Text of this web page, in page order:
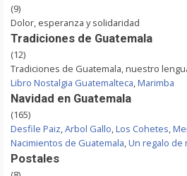
(9)
Dolor, esperanza y solidaridad
Tradiciones de Guatemala
(12)
Tradiciones de Guatemala, nuestro
Libro Nostalgia Guatemalteca,Marimba
Navidad en Guatemala
(165)
Desfile Paiz,Arbol Gallo,Los Cohetes,
Nacimientos de Guatemala,Un regalo de
Postales